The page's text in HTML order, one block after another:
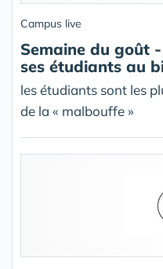
Campus live
Semaine du goût
ses étudiants au
les étudiants sont les
de la « malbouffe »